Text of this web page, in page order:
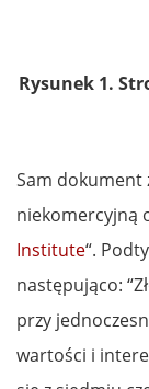
Rysunek 1.
Sam dokument
niekomercyjną
Institute“.
następująco:
przy
wartości i